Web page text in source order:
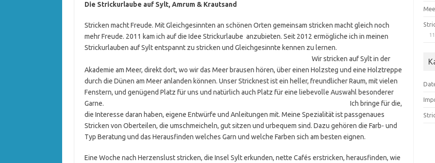
Die Strickurlaube auf Sylt, Amrum & Krautsand
Stricken macht Freude. Mit Gleichgesinnten an schönen Orten gemeinsam stricken macht gleich noch
mehr Freude. 2011 kam ich auf die Idee Strickurlaube anzubieten. Seit 2012 ermögliche ich in meinen
Strickurlauben auf Sylt entspannt zu stricken und Gleichgesinnte kennen zu lernen.
Wir stricken auf Sylt in der
Akademie am Meer, direkt dort, wo wir das Meer brausen hören, über einen Holzsteg und eine Holztreppe
durch die Dünen am Meer anlanden können. Unser Stricknest ist ein heller, freundlicher Raum, mit vielen
Fenstern, und genügend Platz für uns und natürlich auch Platz für eine liebevolle Auswahl besonderer
Garne. Ich bringe für die,
die Interesse daran haben, eigene Entwürfe und Anleitungen mit. Meine Spezialität ist passgenaues
Stricken von Oberteilen, die umschmeicheln, gut sitzen und urbequem sind. Dazu gehören die Farb- und
Typ Beratung und das Herausfinden welches Garn und welche Farben sich am besten eignen.
Eine Woche nach Herzenslust stricken, die Insel Sylt erkunden, nette Cafés erstricken, herausfinden, wie